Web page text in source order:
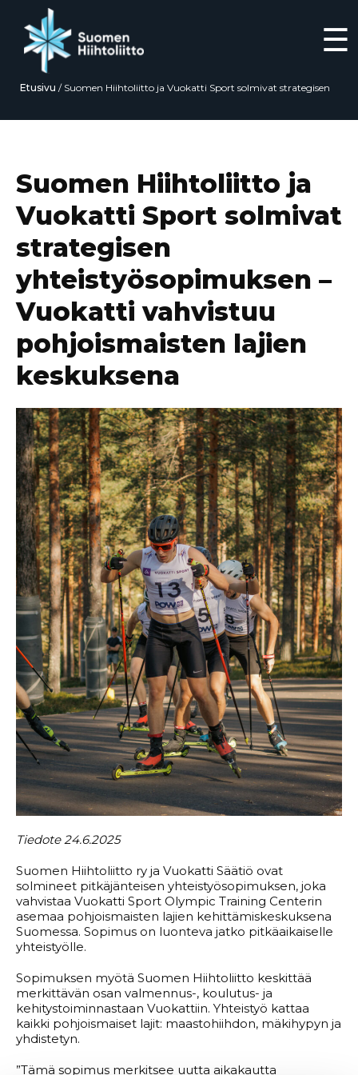
☰
Etusivu / Suomen Hiihtoliitto ja Vuokatti Sport solmivat strategisen
keskuksena
Suomen Hiihtoliitto ja
Vuokatti Sport solmivat
strategisen
yhteistyösopimuksen –
Vuokatti vahvistuu
pohjoismaisten lajien
keskuksena
Tiedote 24.6.2025
Suomen Hiihtoliitto ry ja Vuokatti Säätiö ovat
solmineet pitkäjänteisen yhteistyösopimuksen, joka
vahvistaa Vuokatti Sport Olympic Training Centerin
asemaa pohjoismaisten lajien kehittämiskeskuksena
Suomessa. Sopimus on luonteva jatko pitkäaikaiselle
yhteistyölle.
Sopimuksen myötä Suomen Hiihtoliitto keskittää
merkittävän osan valmennus-, koulutus- ja
kehitystoiminnastaan Vuokattiin. Yhteistyö kattaa
kaikki pohjoismaiset lajit: maastohiihdon, mäkihypyn ja
yhdistetyn.
”Tämä sopimus merkitsee uutta aikakautta